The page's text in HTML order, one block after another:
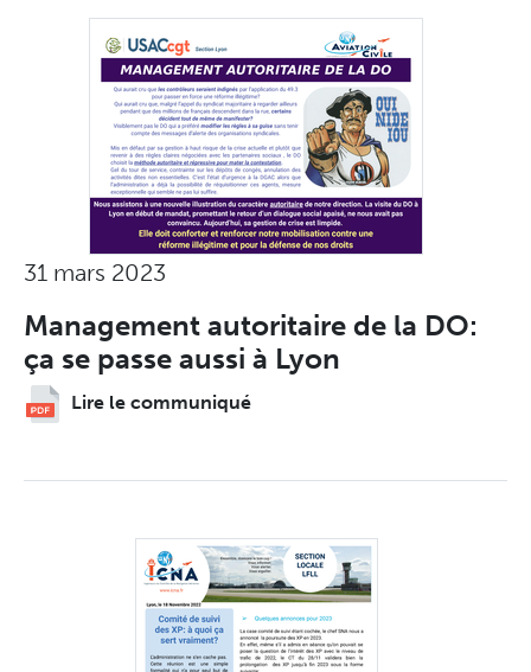
31 mars 2023
Management autoritaire de la DO:
ça se passe aussi à Lyon
Lire le communiqué